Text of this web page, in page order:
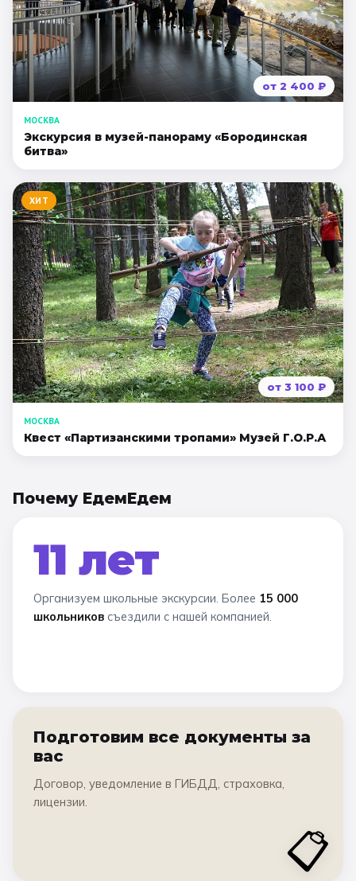
от 2 400 ₽
МОСКВА
Экскурсия в музей-панораму «Бородинская
битва»
ХИТ
от 3 100 ₽
МОСКВА
Квест «Партизанскими тропами» Музей Г.О.Р.А
Почему ЕдемЕдем
11 лет
Организуем школьные экскурсии. Более 15 000
школьников съездили с нашей компанией.
Подготовим все документы за
вас
Договор, уведомление в ГИБДД, страховка,
лицензии.
📋